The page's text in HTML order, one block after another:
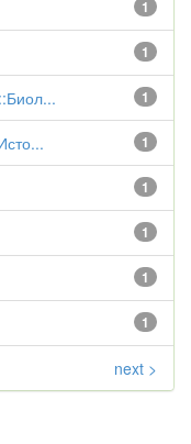
1
1
1
1
1
1
1
1
next >